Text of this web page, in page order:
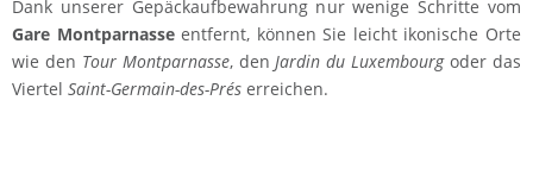
Dank unserer Gepäckaufbewahrung nur wenige Schritte vom
Gare Montparnasseentfernt, können Sie leicht ikonische Orte
wie den Tour Montparnasse, denJardin du Luxembourgoder das
Viertel Saint-Germain-des-Prés erreichen.